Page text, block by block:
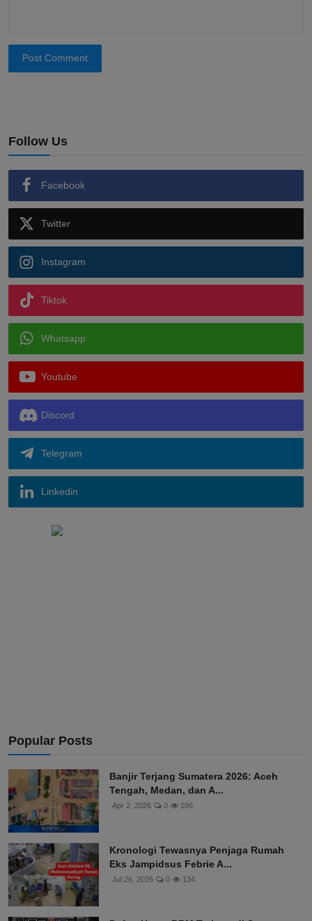
Post Comment
Follow Us
Facebook
Twitter
Instagram
Tiktok
Whatsapp
Youtube
Discord
Telegram
Linkedin
Popular Posts
Banjir Terjang Sumatera 2026: Aceh
Tengah, Medan, dan A...
Apr 2, 2026 0 186
Kronologi Tewasnya Penjaga Rumah
Eks Jampidsus Febrie A...
Jul 26, 2026 0 134